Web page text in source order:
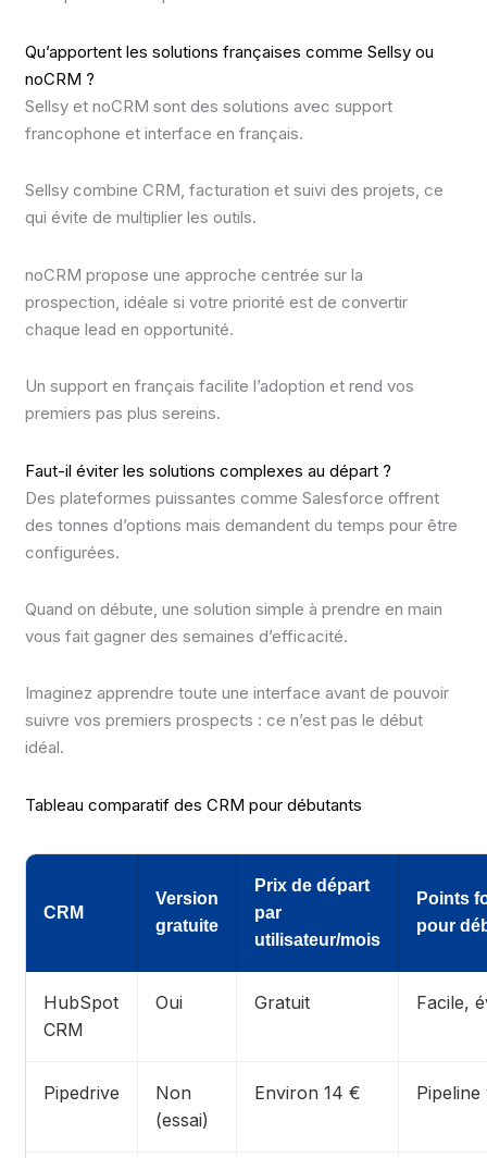
Qu’apportent les solutions françaises comme Sellsy ou
noCRM ?
Sellsy et noCRM sont des solutions avec support
francophone et interface en français.
Sellsy combine CRM, facturation et suivi des projets, ce
qui évite de multiplier les outils.
noCRM propose une approche centrée sur la
prospection, idéale si votre priorité est de convertir
chaque lead en opportunité.
Un support en français facilite l’adoption et rend vos
premiers pas plus sereins.
Faut-il éviter les solutions complexes au départ ?
Des plateformes puissantes comme Salesforce offrent
des tonnes d’options mais demandent du temps pour être
configurées.
Quand on débute, une solution simple à prendre en main
vous fait gagner des semaines d’efficacité.
Imaginez apprendre toute une interface avant de pouvoir
suivre vos premiers prospects : ce n’est pas le début
idéal.
Tableau comparatif des CRM pour débutants
CRM
Version
gratuite
Prix de départ
par
utilisateur/mois
Points
pour
HubSpot
CRM
Oui Gratuit Facile,
Pipedrive
Non
(essai)
Environ 14 € Pipeline